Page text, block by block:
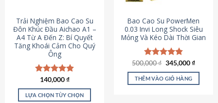
Trải Nghiệm Bao Cao Su
Đôn Khúc Đầu Aichao A1 –
A4 Từ A Đến Z: Bí Quyết
Tăng Khoái Cảm Cho Quý
Ông
Được xếp
hạng4.88
5 sao
140,000₫
LỰA CHỌN TÙY CHỌN
Bao Cao Su PowerMen
0.03 Invi Long Shock Siêu
Mỏng Và Kéo Dài Thời Gian
Được xếp
hạng4.85
5 sao
500,000₫ Giá
là:
500,000 ₫.
345,000₫Giá
tại
THÊM VÀO GIỎ HÀNG